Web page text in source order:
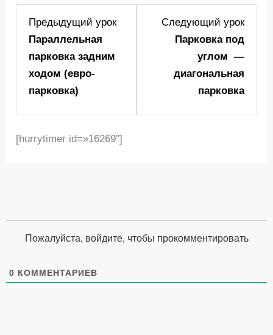
Предыдущий урок
Параллельная
парковка задним
ходом (евро-
парковка)
Следующий урок
Парковка под
углом —
диагональная
парковка
7
within
Едем
[hurrytimer id=»16269″]
Пожалуйста, войдите, чтобы прокомментировать
0 КОММЕНТАРИЕВ